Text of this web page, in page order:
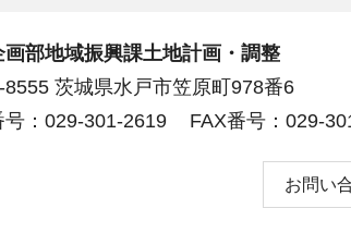
画部地域振興課土地計画・調整
8555 茨城県水戸市笠原町978番6
号：029-301-2619
FAX番号：029-
お問い